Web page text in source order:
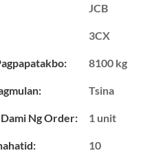
JCB
3CX
8100 kg
Tsina
Ng Order: 1 unit
10